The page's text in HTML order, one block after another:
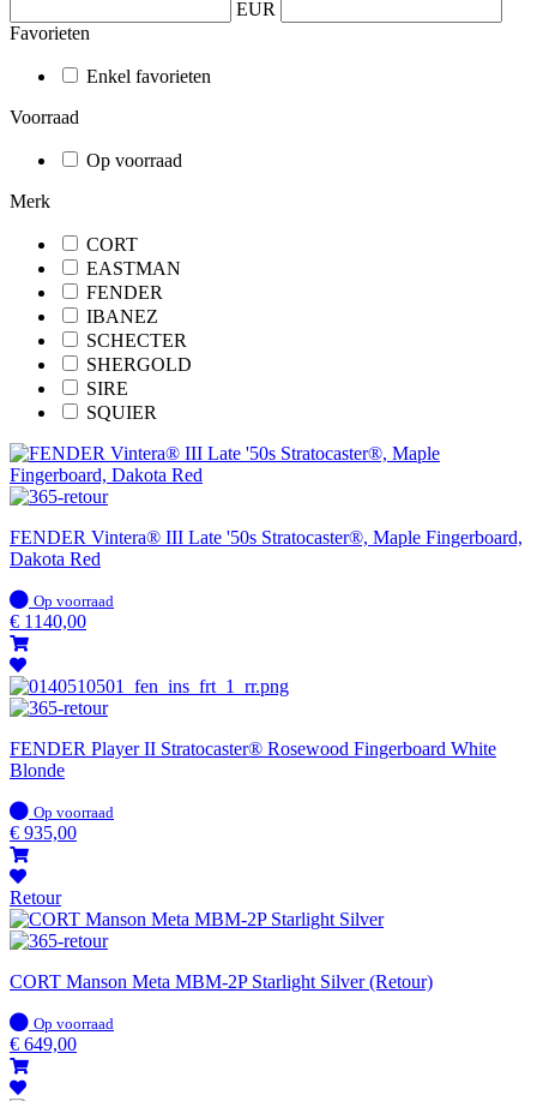
EUR
Favorieten
Enkel favorieten
Voorraad
Op voorraad
Merk
CORT
EASTMAN
FENDER
IBANEZ
SCHECTER
SHERGOLD
SIRE
SQUIER
FENDER Vintera® III Late '50s Stratocaster®, Maple Fingerboard,
Dakota Red
Op
voorraad
Op voorraad
€ 1140,00
FENDER Player II Stratocaster® Rosewood Fingerboard White
Blonde
Op
voorraad
Op voorraad
€ 935,00
Retour
CORT Manson Meta MBM-2P Starlight Silver (Retour)
Op
voorraad
Op voorraad
€ 649,00